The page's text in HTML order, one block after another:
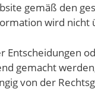
gemäß den
wird nicht
Entscheidungen
gemacht
von der